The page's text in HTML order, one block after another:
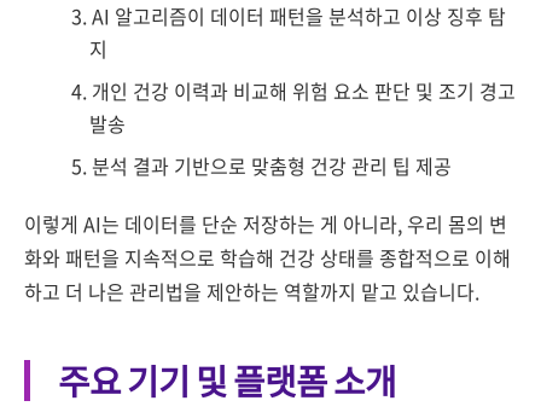
AI 알고리즘이 데이터 패턴을 분석하고 이상 징후 탐
지
개인 건강 이력과 비교해 위험 요소 판단 및 조기 경고
발송
분석 결과 기반으로 맞춤형 건강 관리 팁 제공
이렇게 AI는 데이터를 단순 저장하는 게 아니라, 우리 몸의 변
화와 패턴을 지속적으로 학습해 건강 상태를 종합적으로 이해
하고 더 나은 관리법을 제안하는 역할까지 맡고 있습니다.
주요 기기 및 플랫폼 소개